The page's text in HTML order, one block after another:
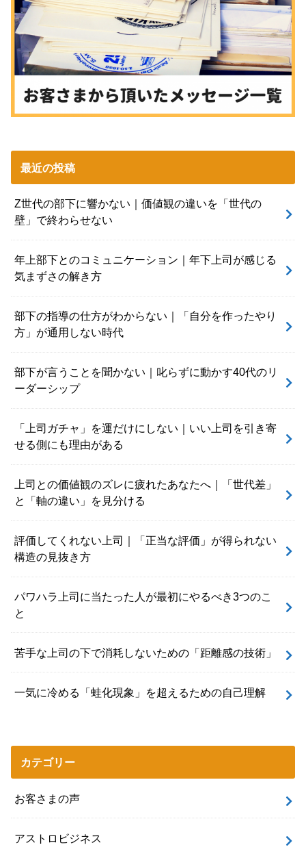
最近の投稿
Z世代の部下に響かない｜価値観の違いを「世代の
壁」で終わらせない
年上部下とのコミュニケーション｜年下上司が感じる
気まずさの解き方
部下の指導の仕方がわからない｜「自分を作ったやり
方」が通用しない時代
部下が言うことを聞かない｜叱らずに動かす40代のリ
ーダーシップ
「上司ガチャ」を運だけにしない｜いい上司を引き寄
せる側にも理由がある
上司との価値観のズレに疲れたあなたへ｜「世代差」
と「軸の違い」を見分ける
評価してくれない上司｜「正当な評価」が得られない
構造の見抜き方
パワハラ上司に当たった人が最初にやるべき3つのこ
と
苦手な上司の下で消耗しないための「距離感の技術」
一気に冷める「蛙化現象」を超えるための自己理解
カテゴリー
お客さまの声
アストロビジネス